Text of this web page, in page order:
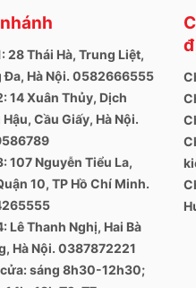
28 Thái Hà, Trung Liệt,
Đa, Hà Nội. 0582666555
14 Xuân Thủy, Dịch
Cầu Giấy, Hà Nội.
107 Nguyễn Tiểu La,
10, TP Hồ Chí Minh.
Lê Thanh Nghị, Hai Bà
Hà Nội. 0387872221
sáng 8h30-12h30;